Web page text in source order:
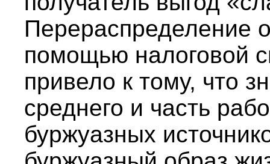
Перераспределение
помощью налоговой
привело к тому, что
среднего и часть
буржуазных